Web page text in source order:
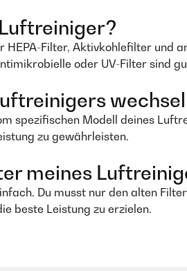
Filter, Aktivkohlefilter und
oder UV-Filter sind
spezifischen Modell deines
zu gewährleisten.
meines
Du musst nur den alten
beste Leistung zu erzielen.